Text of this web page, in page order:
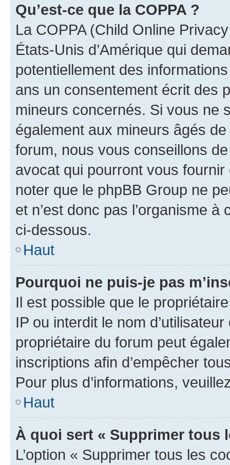
Qu’est-ce que la COPPA ?
La COPPA (Child Online
États-Unis d’Amérique qui
potentiellement des
ans un consentement écrit des
mineurs concernés. Si vous ne
également aux mineurs âgés
forum, nous vous conseillons
avocat qui pourront vous
noter que le phpBB Group ne
et n’est donc pas l’organisme
ci-dessous.
Haut
Pourquoi ne puis-je pas
Il est possible que le
IP ou interdit le nom
propriétaire du forum peut
inscriptions afin d’empêcher
Pour plus d’informations,
Haut
À quoi sert « Supprimer tous
L’option « Supprimer tous les